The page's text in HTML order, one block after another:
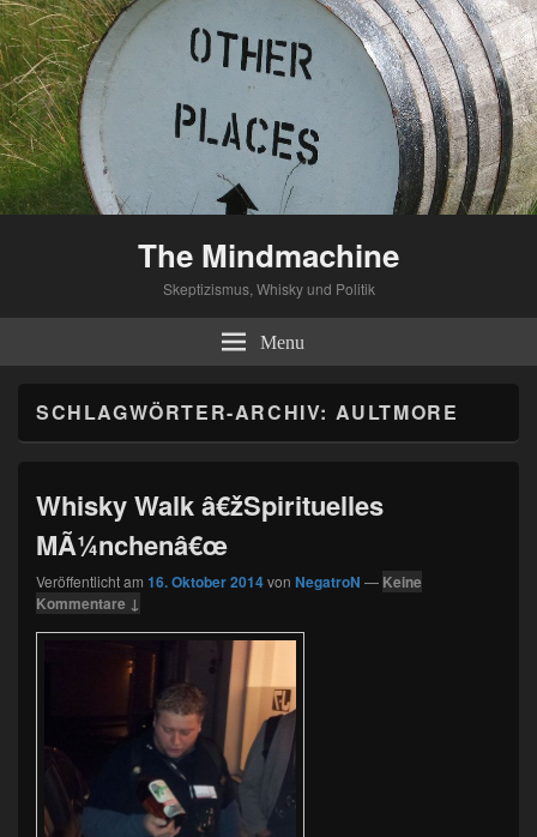
The Mindmachine
Skeptizismus, Whisky und Politik
Menu
SCHLAGWÖRTER-ARCHIV: AULTMORE
Whisky Walk â€žSpirituelles
MÃ¼nchenâ€œ
Veröffentlicht am 16. Oktober 2014von NegatroN — Keine
Kommentare ↓